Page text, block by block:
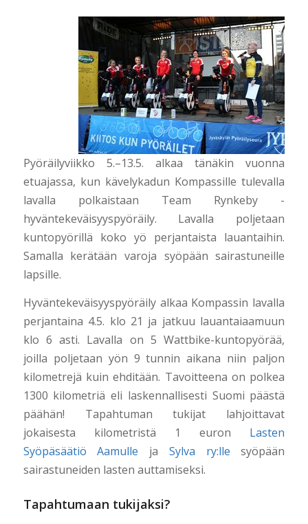
Pyöräilyviikko 5.–13.5. alkaa tänäkin vuonna
etuajassa, kun kävelykadun Kompassille tulevalla
lavalla polkaistaan Team Rynkeby -
hyväntekeväisyyspyöräily. Lavalla poljetaan
kuntopyörillä koko yö perjantaista lauantaihin.
Samalla kerätään varoja syöpään sairastuneille
lapsille.
Hyväntekeväisyyspyöräily alkaa Kompassin lavalla
perjantaina 4.5. klo 21 ja jatkuu lauantaiaamuun
klo 6 asti. Lavalla on 5 Wattbike-kuntopyörää,
joilla poljetaan yön 9 tunnin aikana niin paljon
kilometrejä kuin ehditään. Tavoitteena on polkea
1300 kilometriä eli laskennallisesti Suomi päästä
päähän! Tapahtuman tukijat lahjoittavat
jokaisesta kilometristä 1 euron Lasten
Syöpäsäätiö Aamulle ja Sylva ry:lle syöpään
sairastuneiden lasten auttamiseksi.
Tapahtumaan tukijaksi?